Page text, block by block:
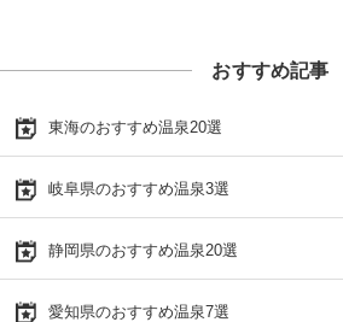
おすすめ記事
東海のおすすめ温泉20選
岐阜県のおすすめ温泉3選
静岡県のおすすめ温泉20選
愛知県のおすすめ温泉7選